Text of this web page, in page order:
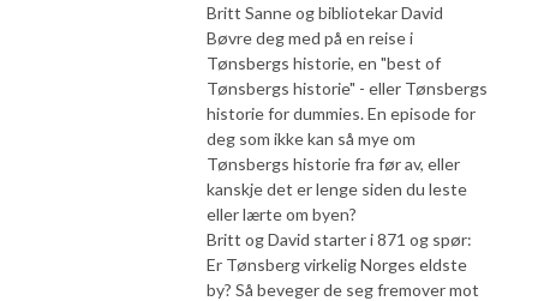
Britt Sanne og bibliotekar David
Bøvre deg med på en reise i
Tønsbergs historie, en "best of
Tønsbergs historie" - eller Tønsbergs
historie for dummies. En episode for
deg som ikke kan så mye om
Tønsbergs historie fra før av, eller
kanskje det er lenge siden du leste
eller lærte om byen?
Britt og David starter i 871 og spør:
Er Tønsberg virkelig Norges eldste
by? Så beveger de seg fremover mot